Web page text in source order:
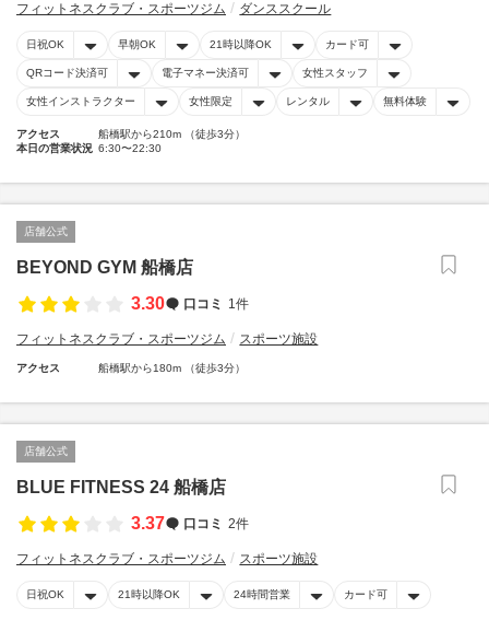
フィットネスクラブ・スポーツジム ダンススクール
日祝OK 早朝OK 21時以降OK カード可
QRコード決済可 電子マネー決済可 女性スタッフ
女性インストラクター 女性限定 レンタル 無料体験
アクセス
船橋駅から210m （徒歩3分）
本日の営業状況 6:30〜22:30
店舗公式
BEYOND GYM 船橋店
3.30
口コミ 1件
フィットネスクラブ・スポーツジム スポーツ施設
アクセス 船橋駅から180m （徒歩3分）
店舗公式
BLUE FITNESS 24 船橋店
3.37
口コミ 2件
フィットネスクラブ・スポーツジム スポーツ施設
日祝OK 21時以降OK 24時間営業 カード可